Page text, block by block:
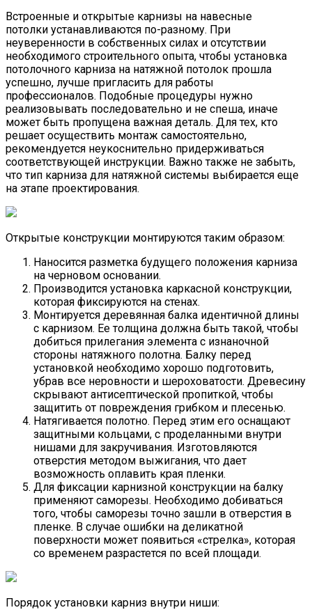
Встроенные и открытые карнизы на навесные
потолки устанавливаются по-разному. При
неуверенности в собственных силах и отсутствии
необходимого строительного опыта, чтобы установка
потолочного карниза на натяжной потолок прошла
успешно, лучше пригласить для работы
профессионалов. Подобные процедуры нужно
реализовывать последовательно и не спеша, иначе
может быть пропущена важная деталь. Для тех, кто
решает осуществить монтаж самостоятельно,
рекомендуется неукоснительно придерживаться
соответствующей инструкции. Важно также не забыть,
что тип карниза для натяжной системы выбирается еще
на этапе проектирования.
Открытые конструкции монтируются таким образом:
Наносится разметка будущего положения карниза
на черновом основании.
Производится установка каркасной конструкции,
которая фиксируются на стенах.
Монтируется деревянная балка идентичной длины
с карнизом. Ее толщина должна быть такой, чтобы
добиться прилегания элемента с изнаночной
стороны натяжного полотна. Балку перед
установкой необходимо хорошо подготовить,
убрав все неровности и шероховатости. Древесину
скрывают антисептической пропиткой, чтобы
защитить от повреждения грибком и плесенью.
Натягивается полотно. Перед этим его оснащают
защитными кольцами, с проделанными внутри
нишами для закручивания. Изготовляются
отверстия методом выжигания, что дает
возможность оплавить края пленки.
Для фиксации карнизной конструкции на балку
применяют саморезы. Необходимо добиваться
того, чтобы саморезы точно зашли в отверстия в
пленке. В случае ошибки на деликатной
поверхности может появиться «стрелка», которая
со временем разрастется по всей площади.
Порядок установки карниз внутри ниши: